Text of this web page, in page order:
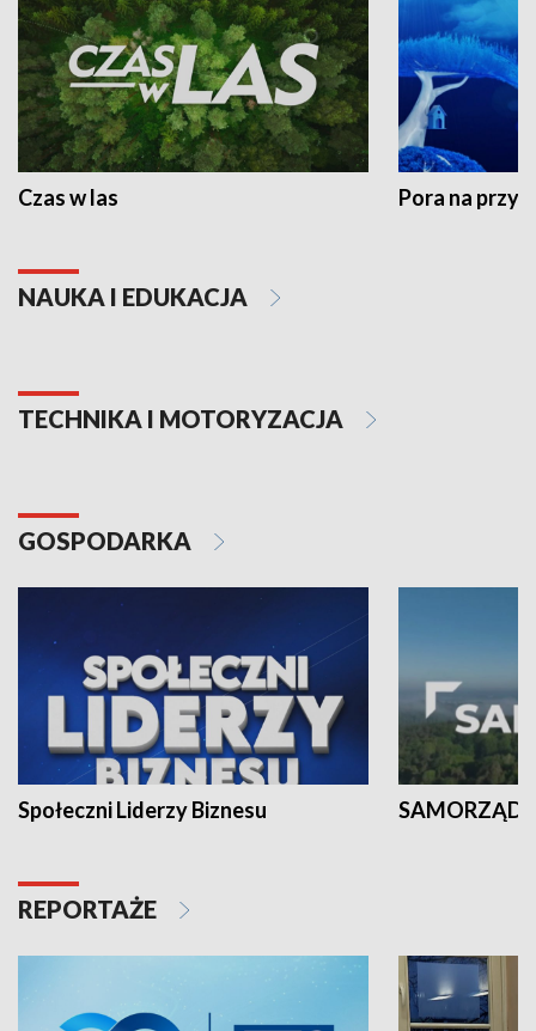
Czas w las Pora na
NAUKA I EDUKACJA
TECHNIKA I MOTORYZACJA
GOSPODARKA
Społeczni Liderzy Biznesu SAMORZĄD
REPORTAŻE